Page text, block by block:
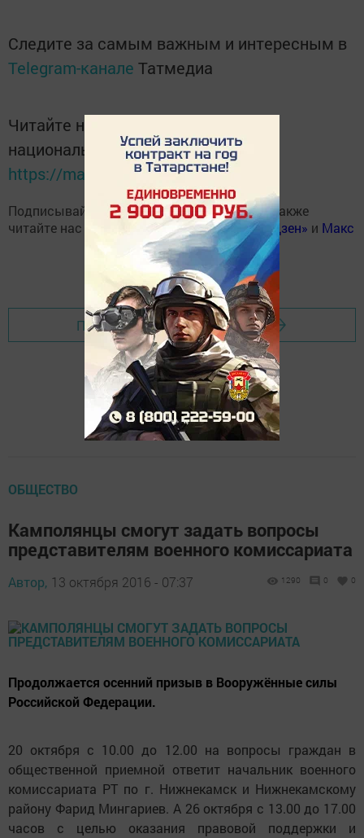
Следите за самым важным и интересным в
Telegram-канале Татмедиа
Читайте новости Татарстана в
национальном мессенджере MАХ:
https://max.ru/tatmedia
Подписывайтесь на нашTelegram-канал, а также
читайте нас
Одноклассниках, «Дзен» и Макс
Перейти на страницу новости
ОБЩЕСТВО
Камполянцы смогут задать вопросы
представителям военного комиссариата
Автор, 13 октября 2016 - 07:37 1290 0 0
Продолжается осенний призыв в Вооружённые силы
Российской Федерации.
20 октября с 10.00 до 12.00 на вопросы граждан в
общественной приемной ответит начальник военного
комиссариата РТ по г. Нижнекамск и Нижнекамскому
району Фарид Мингариев. А 26 октября с 13.00 до 17.00
часов с целью оказания правовой поддержки и